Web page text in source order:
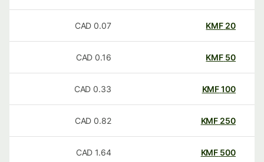
20
KMF
0.07
CAD
50
KMF
0.16
CAD
100
KMF
0.33
CAD
250
KMF
0.82
CAD
500
KMF
1.64
CAD